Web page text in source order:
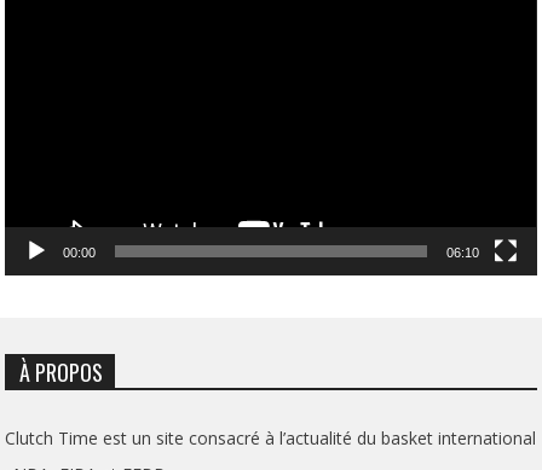
00:00 06:10
À PROPOS
Clutch Time est un site consacré à l’actualité du basket international